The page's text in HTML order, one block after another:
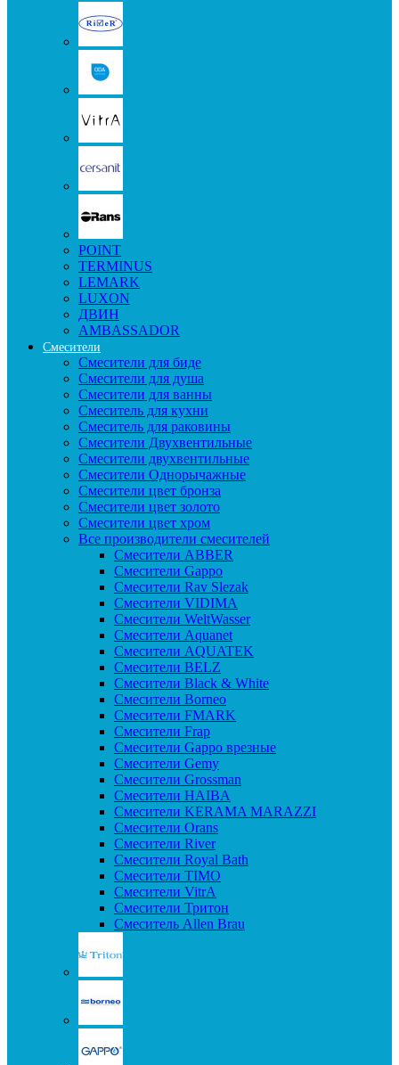
POINT
TERMINUS
LEMARK
LUXON
ДВИН
AMBASSADOR
Смесители
Смесители для биде
Смесители для душа
Смесители для ванны
Смеситель для кухни
Смеситель для раковины
Смесители Двухвентильные
Смесители двухвентильные
Смесители Однорычажные
Смесители цвет бронза
Смесители цвет золото
Смесители цвет хром
Все производители смесителей
Cмесители ABBER
Cмесители Gappo
Cмесители Rav Slezak
Cмесители VIDIMA
Cмесители WeltWasser
Смесители Aquanet
Смесители AQUATEK
Смесители BELZ
Смесители Black & White
Смесители Borneo
Смесители FMARK
Смесители Frap
Смесители Gappo врезные
Смесители Gemy
Смесители Grossman
Смесители HAIBA
Смесители KERAMA MARAZZI
Смесители Orans
Смесители River
Смесители Royal Bath
Смесители TIMO
Смесители VitrA
Смесители Тритон
Смеситель Allen Brau